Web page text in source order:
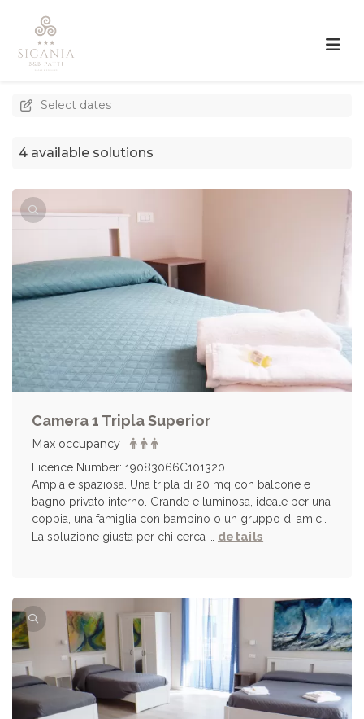
Select dates
4 available solutions
Camera 1 Tripla Superior
Max occupancy
Licence Number: 19083066C101320
Ampia e spaziosa. Una tripla di 20 mq con balcone e
bagno privato interno. Grande e luminosa, ideale per una
coppia, una famiglia con bambino o un gruppo di amici.
La soluzione giusta per chi cerca … details